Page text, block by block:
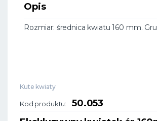
Opis
Rozmiar: średnica kwiatu 160 mm.
Kute kwiaty
Kod produktu:
50.053